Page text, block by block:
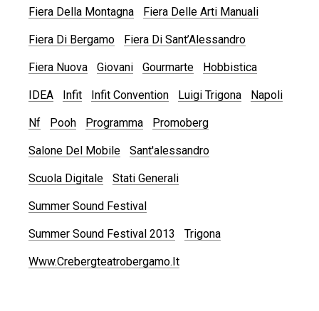
Fiera Della Montagna Fiera Delle Arti Manuali
Fiera Di Bergamo Fiera Di Sant’Alessandro
Fiera Nuova Giovani Gourmarte Hobbistica
IDEA Infit Infit Convention Luigi Trigona Napoli
Nf Pooh Programma Promoberg
Salone Del Mobile Sant'alessandro
Scuola Digitale Stati Generali
Summer Sound Festival
Summer Sound Festival 2013 Trigona
Www.crebergteatrobergamo.it